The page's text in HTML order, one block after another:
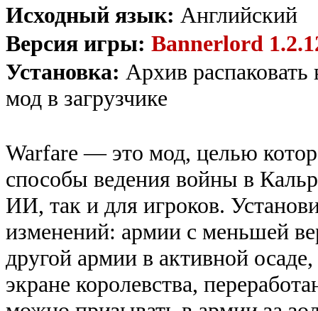
Исходный язык: Английский
Версия игры: Bannerlord
Установка: Архив
мод в загрузчике
Warfare — это мод, целью
способы ведения войны в
ИИ, так и для игроков.
изменений: армии с меньшей
другой армии в активной
экране королевства,